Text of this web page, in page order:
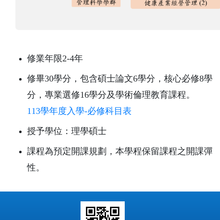
修業年限2-4年
修畢30學分，包含碩士論文6學分，核心必修8學
分，專業選修16學分及學術倫理教育課程。
113學年度入學-必修科目表
授予學位：理學碩士
課程為預定開課規劃，本學程保留課程之開課彈
性。